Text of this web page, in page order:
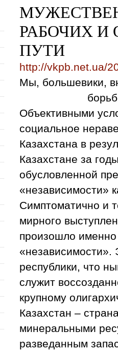
РАБОЧИХ И
ПУТИ
http://vkpb.net.ua/
Мы, большевики,
Объективными
социальное
Казахстана в
Казахстане за
обусловленной
«независимости»
Симптоматично и
мирного
произошло
«независимости».
республики, что
служит
крупному
Казахстан –
минеральными
разведанным